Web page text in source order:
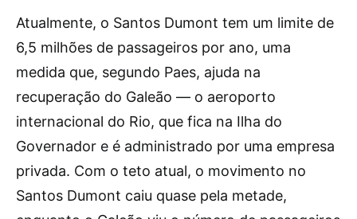
Atualmente, o Santos Dumont tem um limite de
6,5 milhões de passageiros por ano, uma
medida que, segundo Paes, ajuda na
recuperação do Galeão — o aeroporto
internacional do Rio, que fica na Ilha do
Governador e é administrado por uma empresa
privada. Com o teto atual, o movimento no
Santos Dumont caiu quase pela metade,